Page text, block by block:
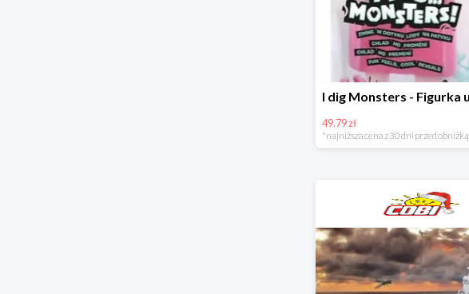
49.79 zł
*najniższa cena z 30 dni przed obniżką